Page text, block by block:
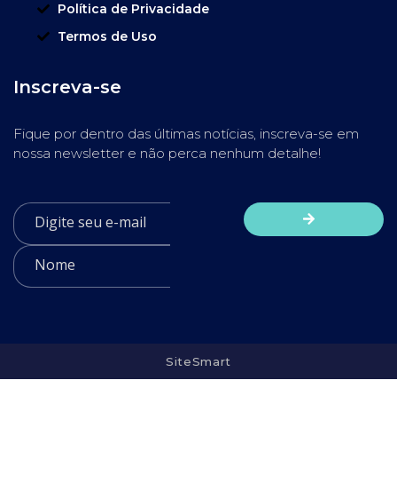
Política de Privacidade
Termos de Uso
Inscreva-se
Fique por dentro das últimas notícias, inscreva-se em
nossa newsletter e não perca nenhum detalhe!
SiteSmart